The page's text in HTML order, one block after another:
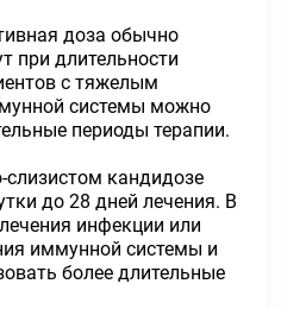
доза обычно
при длительности
с тяжелым
системы можно
периоды терапии.
кандидозе
до 28 дней лечения. В
инфекции или
иммунной системы и
более длительные